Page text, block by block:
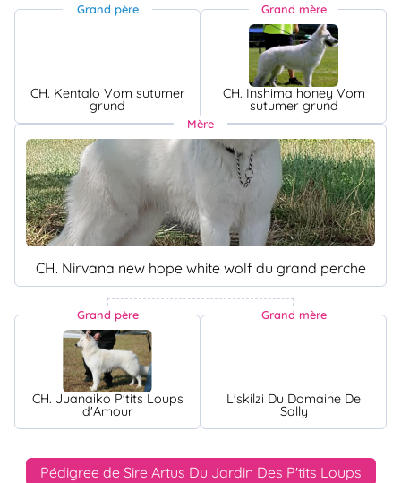
Grand père
CH. Kentalo Vom sutumer
grund
Grand mère
CH. Inshima honey Vom
sutumer grund
Mère
CH. Nirvana new hope white wolf du grand perche
Grand père
CH. Juanaiko P'tits Loups
d'Amour
Grand mère
L'skilzi Du Domaine De
Sally
Pédigree de Sire Artus Du Jardin Des P'tits Loups